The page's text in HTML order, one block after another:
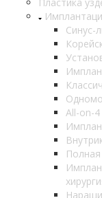
Синус-
All-on-